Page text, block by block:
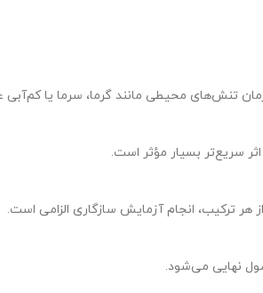
تنش‌های محیطی مانند گرما، سرما یا کم‌آبی
سریع‌تر بسیار مؤثر است.
ترکیب، انجام آزمایش سازگاری الزامی است.
نهایی می‌شود.